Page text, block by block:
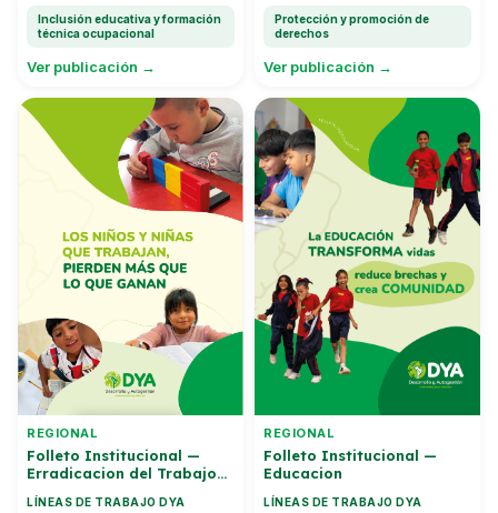
Inclusión educativa y formación
técnica ocupacional
Ver publicación →
Protección y promoción de
derechos
Ver publicación →
REGIONAL
Folleto Institucional —
Erradicacion del Trabajo
LÍNEAS DE TRABAJO DYA
REGIONAL
Folleto Institucional —
Educacion
LÍNEAS DE TRABAJO DYA